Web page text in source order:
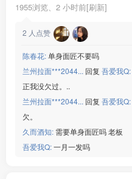
9⃣️温州开关厂
☑️年龄男20-45
☑️厂吃厂住,不查案底
☑️综合工资65***00
联系微信：www235350
————————————
☑️20元/时➕免费吃饭
☑️年龄男18-47/女45岁
☑️回族/汉族,会认识字
1955浏览、 2 小时前[刷新]
2 人点赞
陈春花:单身面匠不要吗
兰州拉面***2044... 回复 吾爱我Q:
正我没欠过。..
兰州拉面***2044... 回复 吾爱我Q:
欠。
久而酒知: 需要单身面匠吗 老板
吾爱我Q:一月一发吗